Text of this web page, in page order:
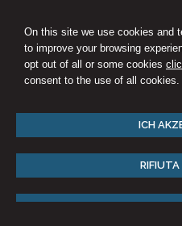
On this site we use cookies and
to improve your browsing
opt out of all or some cookies
consent to the use of all cookies.
ICH